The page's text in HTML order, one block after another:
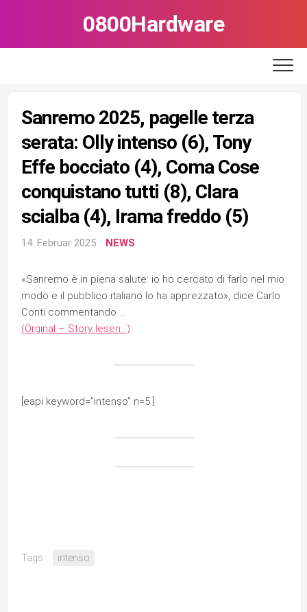
0800Hardware
Sanremo 2025, pagelle terza
serata: Olly intenso (6), Tony
Effe bocciato (4), Coma Cose
conquistano tutti (8), Clara
scialba (4), Irama freddo (5)
14. Februar 2025 NEWS
«Sanremo è in piena salute: io ho cercato di farlo nel mio
modo e il pubblico italiano lo ha apprezzato», dice Carlo
Conti commentando …
(Orginal – Story lesen…)
[eapi keyword=”intenso” n=5 ]
Tags: intenso